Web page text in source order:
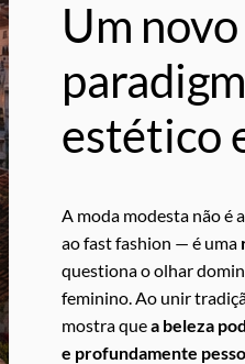
Um novo
estético
A moda modesta não é
ao fast fashion — é uma
questiona o olhar
feminino. Ao unir
mostra quea beleza
e profundamente